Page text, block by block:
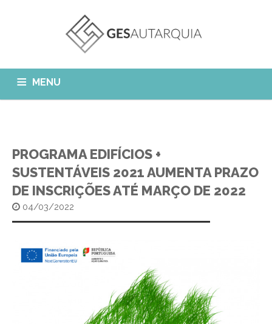
MENU
Quem Somos?
O que fazemos?
Formações
MÓDULOS
APP GESAutarquia
GESCemitério
GESComunicação
GESContPública
CLIENTES
FAQ
Configurar Email
Custo da Chamada
Eliminar Conta
Isenção de IVA
Submeter SAFT
PROGRAMA EDIFÍCIOS +
SUSTENTÁVEIS 2021 AUMENTA PRAZO
DE INSCRIÇÕES ATÉ MARÇO DE 2022
04/03/2022